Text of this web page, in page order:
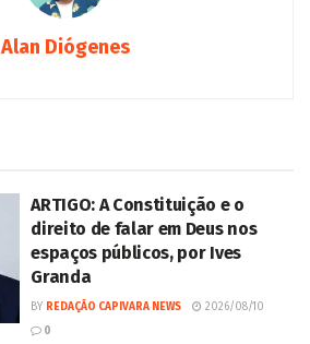
Alan Diógenes
ARTIGO: A Constituição e o
direito de falar em Deus nos
espaços públicos, por Ives
Granda
BY REDAÇÃO CAPIVARA NEWS
2026/08/10
0